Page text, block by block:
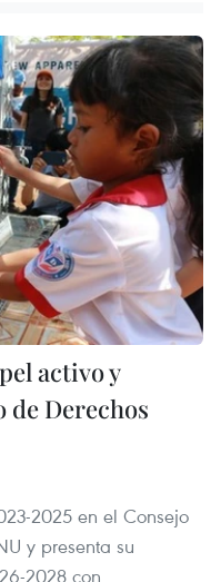
activo y
de Derechos
2025 en el Consejo
y presenta su
2028 con